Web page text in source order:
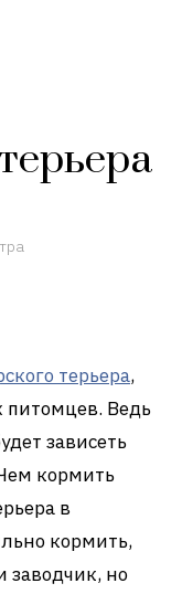
терьера,
питомцев. Ведь
зависеть
кормить
в
кормить,
заводчик, но